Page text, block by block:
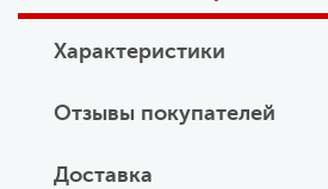
Характеристики
Отзывы покупателей
Доставка